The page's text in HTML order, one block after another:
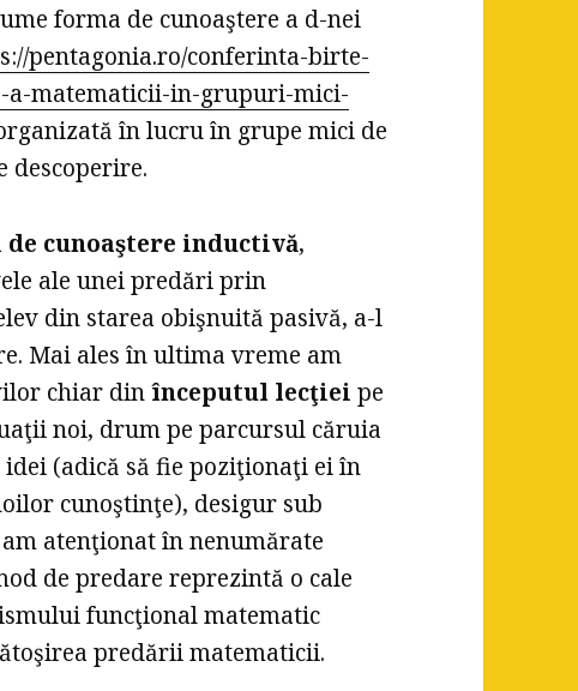
forma de cunoaştere a d-nei
pentagonia.ro/conferinta-birte-
a-matematicii-in-grupuri-mici-
în lucru în grupe mici de
descoperire.
cunoaştere inductivă,
ale unei predări prin
din starea obişnuită pasivă, a-l
Mai ales în ultima vreme am
chiar dinînceputul lecţiei pe
noi, drum pe parcursul căruia
(adică să fie poziţionaţi ei în
cunoştinţe), desigur sub
atenţionat în nenumărate
de predare reprezintă o cale
funcţional matematic
predării matematicii.